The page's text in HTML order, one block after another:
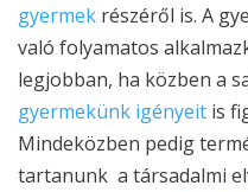
gyermek részéről is. A
való folyamatos
legjobban, ha közben a
gyermekünk igényeit is
Mindeközben pedig
tartanunk a társadalmi